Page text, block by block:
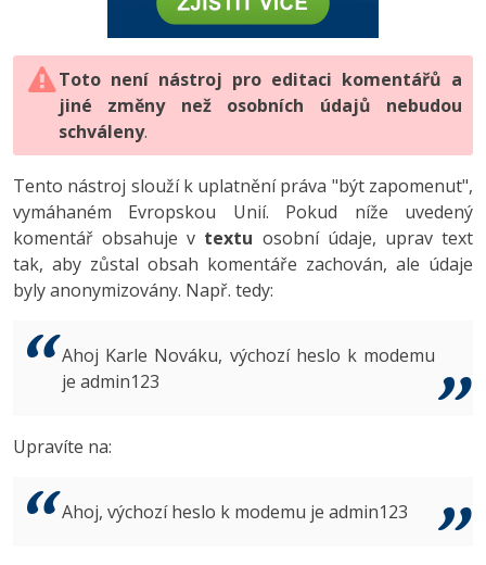
HTML5, CSS3, Bootstrap, SEO
SQL a databáze
Testování a verzování
UML a návrhové vzory
React
Spring
ASP.NET MVC
Best practices
PHP
JavaScript
Python
HTML / CSS
UML a návrhové vzory
MySQL/MariaDB
MS-SQL
Vývojář mobilních aplikací
C# Game developer
Tester
Systémový administrátor
3D grafik
Copywriter
-80%
JavaScript -80%
PHP -80%
Swift -80%
Kotlin -80%
VB.NET
Algoritmy -41%
Digitální gramotnost
Marketing
WordPress
SEO
UX
Business
Copywriting
Photoshop -80%
Adobe Illustrator -80%
Adobe Lightroom
Adobe XD
Adobe InDesign -25%
Adobe After Effects
Inkscape
Toto není nástroj pro editaci komentářů a
jiné změny než osobních údajů nebudou
schváleny.
Tento nástroj slouží k uplatnění práva "být zapomenut",
vymáhaném Evropskou Unií. Pokud níže uvedený
komentář obsahuje v textu osobní údaje, uprav text
tak, aby zůstal obsah komentáře zachován, ale údaje
byly anonymizovány. Např. tedy:
Ahoj Karle Nováku, výchozí heslo k modemu
je admin123
Upravíte na:
Ahoj, výchozí heslo k modemu je admin123